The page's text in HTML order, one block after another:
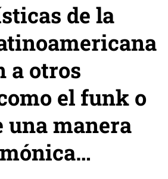
de la
a otros
el funk o
una manera